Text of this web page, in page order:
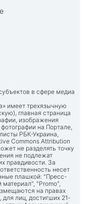
в сфере медиа
имеет трехязычную
главная страница
изображения
на Портале,
РБК-Украина,
Commons Attribution
не разделять точку
не подлежат
правдивости. За
несет
плашкой: "Пресс-
материал", "Promo",
на правах
лиц, достигших 21-